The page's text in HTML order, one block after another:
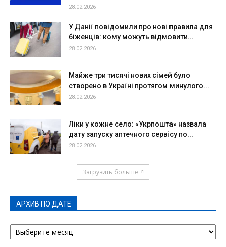
28.02.2026
У Данії повідомили про нові правила для
біженців: кому можуть відмовити...
28.02.2026
Майже три тисячі нових сімей було
створено в Україні протягом минулого...
28.02.2026
Ліки у кожне село: «Укрпошта» назвала
дату запуску аптечного сервісу по...
28.02.2026
Загрузить больше
АРХИВ ПО ДАТЕ
АРХИВ
ПО